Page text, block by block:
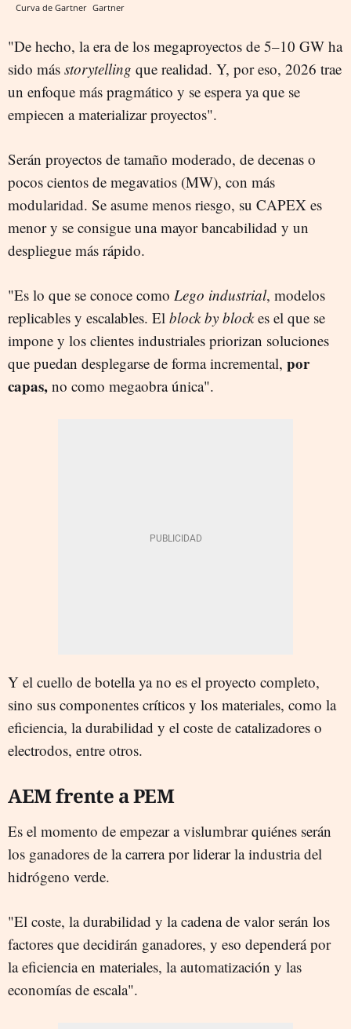
Curva de Gartner Gartner
"De hecho, la era de los megaproyectos de 5–10 GW ha
sido más storytelling que realidad. Y, por eso, 2026 trae
un enfoque más pragmático y se espera ya que se
empiecen a materializar proyectos".
Serán proyectos de tamaño moderado, de decenas o
pocos cientos de megavatios (MW), con más
modularidad. Se asume menos riesgo, su CAPEX es
menor y se consigue una mayor bancabilidad y un
despliegue más rápido.
"Es lo que se conoce como Lego industrial, modelos
replicables y escalables. El block by blockes el que se
impone y los clientes industriales priorizan soluciones
que puedan desplegarse de forma incremental, por
capas, no como megaobra única".
Y el cuello de botella ya no es el proyecto completo,
sino sus componentes críticos y los materiales, como la
eficiencia, la durabilidad y el coste de catalizadores o
electrodos, entre otros.
AEM frente a PEM
Es el momento de empezar a vislumbrar quiénes serán
los ganadores de la carrera por liderar la industria del
hidrógeno verde.
"El coste, la durabilidad y la cadena de valor serán los
factores que decidirán ganadores, y eso dependerá por
la eficiencia en materiales, la automatización y las
economías de escala".